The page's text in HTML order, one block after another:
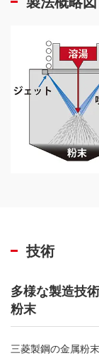
技術
多様な製造技
粉末
三菱製鋼の金属粉